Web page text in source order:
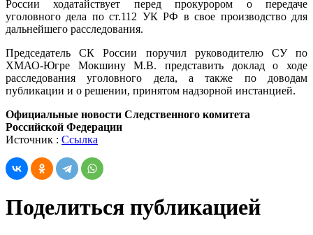
России ходатайствует перед прокурором о передаче
уголовного дела по ст.112 УК РФ в свое производство для
дальнейшего расследования.
Председатель СК России поручил руководителю СУ по
ХМАО-Югре Мокшину М.В. представить доклад о ходе
расследования уголовного дела, а также по доводам
публикации и о решении, принятом надзорной инстанцией.
Официальные новости Следственного комитета
Российской Федерации
Источник : Ссылка
Поделиться публикацией